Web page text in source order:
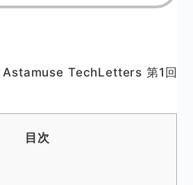
Astamuse TechLetters 第1回
目次